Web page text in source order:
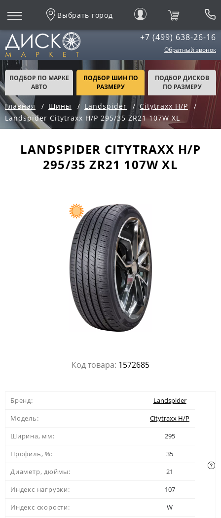
Выбрать город
+7 (499) 638-26-16
Обратный звонок
ПОДБОР ПО МАРКЕ
АВТО
ПОДБОР ШИН ПО
РАЗМЕРУ
ПОДБОР ДИСКОВ
ПО РАЗМЕРУ
Главная Шины Landspider
Citytraxx H/P
Landspider Citytraxx H/P 295/35 ZR21 107W XL
LANDSPIDER CITYTRAXX H/P
295/35 ZR21 107W XL
Код товара: 1572685
Бренд:
Landspider
Модель:
Citytraxx H/P
Ширина, мм:
295
Профиль, %:
35
Диаметр, дюймы:
21
Индекс нагрузки:
107
Индекс скорости:
W